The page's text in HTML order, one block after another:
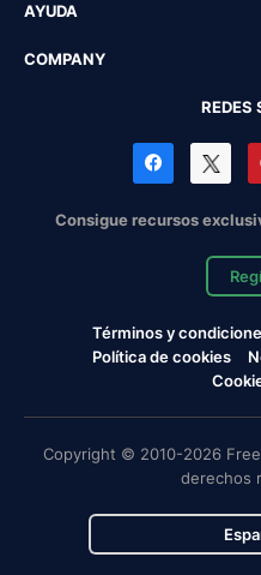
AYUDA
COMPANY
REDES
Consigue recursos
Términos y
Política de cookies
Copyright © 2010-2026
derechos